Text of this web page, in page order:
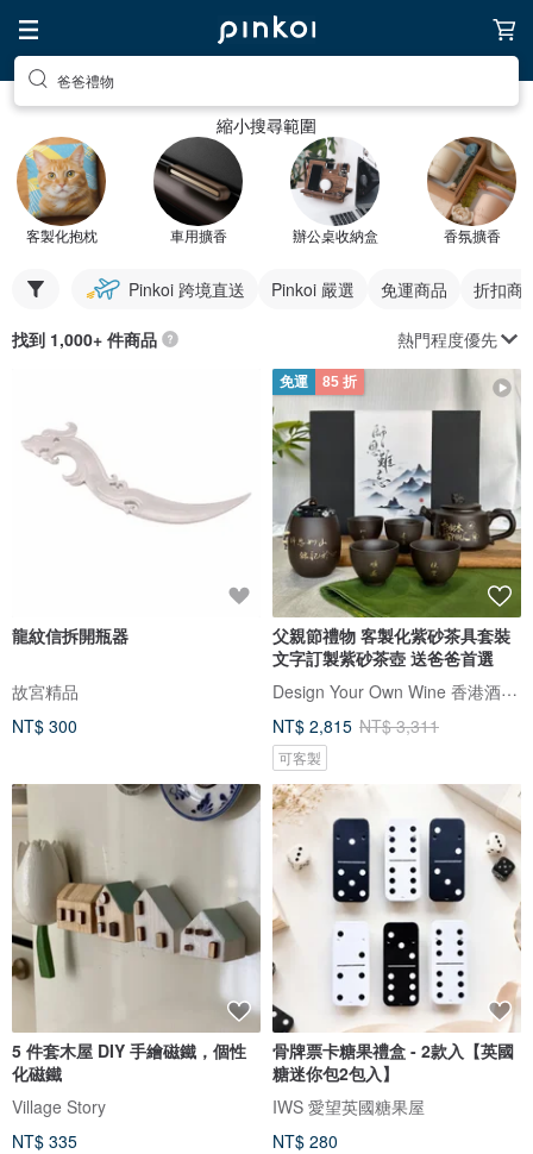
爸爸禮物
縮小搜尋範圍
客製化抱枕 車用擴香 辦公桌收納盒 香氛擴香
Pinkoi 跨境直送 Pinkoi 嚴選 免運商品 折扣商
找到 1,000+ 件商品 熱門程度優先
龍紋信拆開瓶器
故宮精品
NT$ 300
免運 85 折
父親節禮物 客製化紫砂茶具套裝
文字訂製紫砂茶壺 送爸爸首選
Design Your Own Wine 香港酒瓶雕刻禮品專門店
NT$ 2,815 NT$ 3,311
可客製
5 件套木屋 DIY 手繪磁鐵，個性
化磁鐵
Village Story
NT$ 335
骨牌票卡糖果禮盒 - 2款入【英國
糖迷你包2包入】
IWS 愛望英國糖果屋
NT$ 280